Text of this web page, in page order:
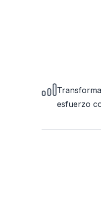
esfuerzo